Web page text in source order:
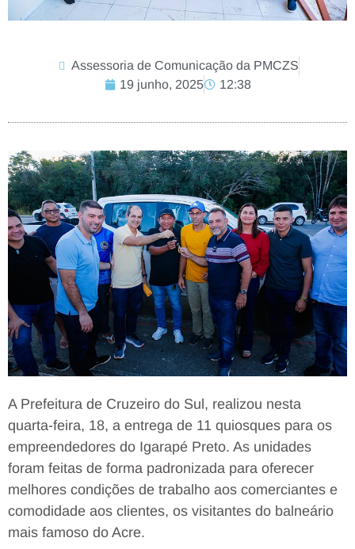
Assessoria de Comunicação da PMCZS
19 junho, 2025
12:38
A Prefeitura de Cruzeiro do Sul, realizou nesta
quarta-feira, 18, a entrega de 11 quiosques para os
empreendedores do Igarapé Preto. As unidades
foram feitas de forma padronizada para oferecer
melhores condições de trabalho aos comerciantes e
comodidade aos clientes, os visitantes do balneário
mais famoso do Acre.